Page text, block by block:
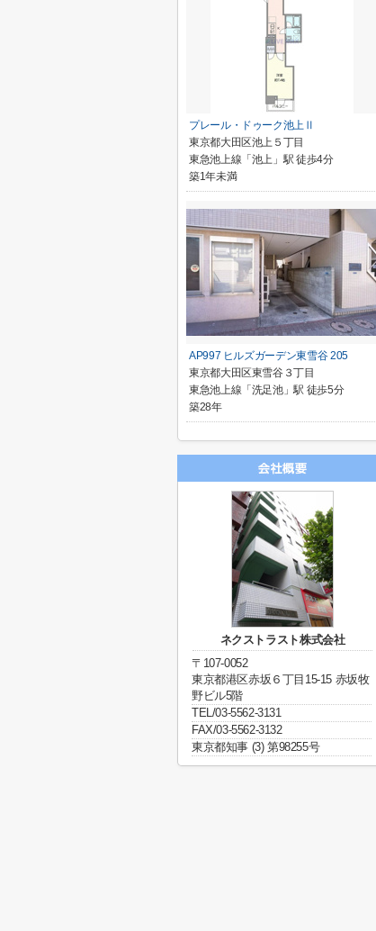
プレール・ドゥーク池上Ⅱ
東京都大田区池上５丁目
東急池上線「池上」駅 徒歩4分
築1年未満
AP997 ヒルズガーデン東雪谷 205
東京都大田区東雪谷３丁目
東急池上線「洗足池」駅 徒歩5分
築28年
ネクストラスト株式会社
〒107-0052
東京都港区赤坂６丁目15-15 赤坂牧
野ビル5階
TEL/03-5562-3131
FAX/03-5562-3132
東京都知事 (3) 第98255号